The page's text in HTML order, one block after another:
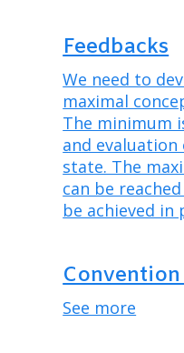
Feedbacks
We need to
maximal
The minimum
and
state. The
can be
be achieved in
See more